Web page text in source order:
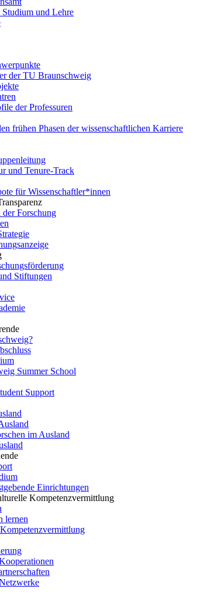
und Lehre
der TU Braunschweig
der Professuren
frühen Phasen der wissenschaftlichen Karriere
und Tenure-Track
für Wissenschaftler*innen
der Forschung
Stiftungen
Summer School
Support
im Ausland
Einrichtungen
Kompetenzvermittlung
lernen